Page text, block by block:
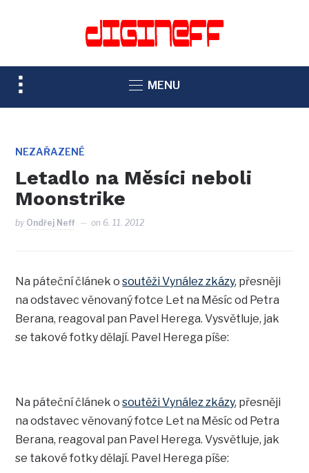
TOGGLE
SIDEBAR
NAVIGATION
MENU
NEZAŘAZENÉ
Letadlo na Měsíci neboli
Moonstrike
by Ondřej Neff on 6. 11. 2012
Na páteční článek osoutěži Vynález zkázy, přesněji
na odstavec věnovaný fotce Let na Měsíc od Petra
Berana, reagoval pan Pavel Herega. Vysvětluje, jak
se takové fotky dělají. Pavel Herega píše:
Na páteční článek osoutěži Vynález zkázy, přesněji
na odstavec věnovaný fotce Let na Měsíc od Petra
Berana, reagoval pan Pavel Herega. Vysvětluje, jak
se takové fotky dělají. Pavel Herega píše: